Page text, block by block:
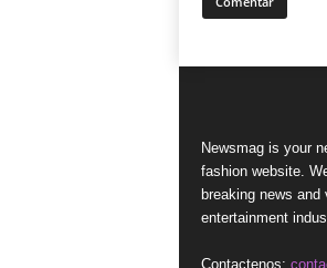
Newsmag is your
fashion website.
breaking news
entertainment
Contactenos: